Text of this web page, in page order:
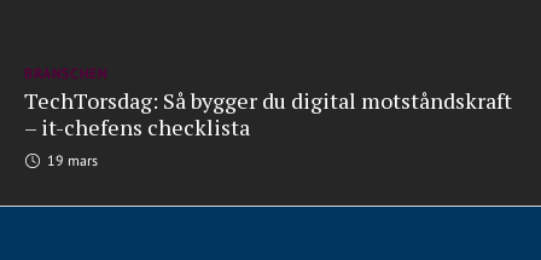
BRANSCHEN
TechTorsdag: Så bygger du digital motståndskraft
– it-chefens checklista
19 mars